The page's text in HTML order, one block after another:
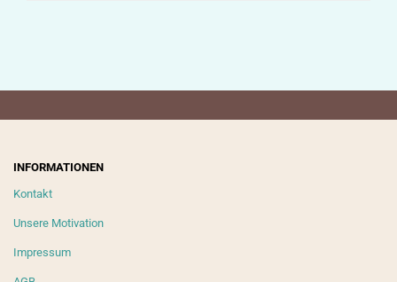
INFORMATIONEN
Kontakt
Unsere Motivation
Impressum